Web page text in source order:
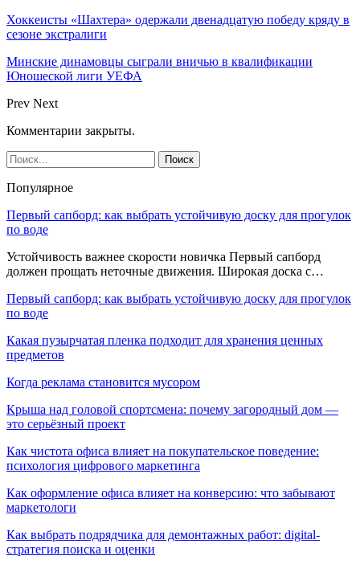
Хоккеисты «Шахтера» одержали двенадцатую победу кряду в
сезоне экстралиги
Минские динамовцы сыграли вничью в квалификации
Юношеской лиги УЕФА
Prev Next
Комментарии закрыты.
Популярное
Первый сапборд: как выбрать устойчивую доску для прогулок
по воде
Устойчивость важнее скорости новичка Первый сапборд
должен прощать неточные движения. Широкая доска с…
Первый сапборд: как выбрать устойчивую доску для прогулок
по воде
Какая пузырчатая пленка подходит для хранения ценных
предметов
Когда реклама становится мусором
Крыша над головой спортсмена: почему загородный дом —
это серьёзный проект
Как чистота офиса влияет на покупательское поведение:
психология цифрового маркетинга
Как оформление офиса влияет на конверсию: что забывают
маркетологи
Как выбрать подрядчика для демонтажных работ: digital-
стратегия поиска и оценки